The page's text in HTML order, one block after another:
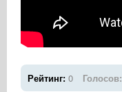
Рейтинг: 0 Голосов: